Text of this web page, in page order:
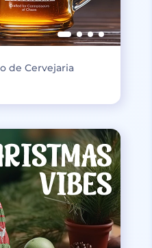
de Cervejaria